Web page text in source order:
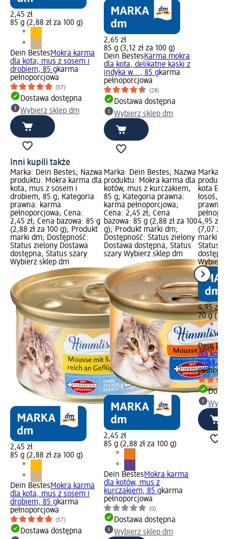
2,45 zł
85 g (2,88 zł za 100 g)
Dein BestesMokra karma
dla kota, mus z sosem i
drobiem, 85 gkarma
pełnoporcjowa
(57)
Dostawa dostępna
Wybierz sklep dm
2,65 zł
85 g (3,12 zł za 100 g)
Dein BestesKarma mokra
dla kota, delikatne kąski z
indyka w..., 85 gkarma
pełnoporcjowa
(28)
Dostawa dostępna
Wybierz sklep dm
Inni kupili także
Marka: Dein Bestes; Nazwa
produktu: Mokra karma dla
kota, mus z sosem i
drobiem, 85 g; Kategoria
prawna: karma
pełnoporcjowa; Cena:
2,45 zł; Cena bazowa: 85 g
(2,88 zł za 100 g); Produkt
marki dm; Dostępność:
Status zielony Dostawa
dostępna, Status szary
Wybierz sklep dm
2,45 zł
85 g (2,88 zł za 100 g)
Dein BestesMokra karma
dla kota, mus z sosem i
drobiem, 85 gkarma
pełnoporcjowa
(57)
Dostawa dostępna
Marka: Dein Bestes; Nazwa
produktu: Mokra karma dla
kotów, mus z kurczakiem,
85 g; Kategoria prawna:
karma pełnoporcjowa;
Cena: 2,45 zł; Cena
bazowa: 85 g (2,88 zł za 100
g); Produkt marki dm;
Dostępność: Status zielony
Dostawa dostępna, Status
szary Wybierz sklep dm
2,45 zł
85 g (2,88 zł za 100 g)
Dein BestesMokra karma
dla kotów, mus z
kurczakiem, 85 gkarma
pełnoporcjowa
(0)
Dostawa dostępna
Wybierz sklep dm
Marka:
kota
łosoś,
prawna:
4,95 zł;
(7,07 zł
marki
Status
Wybierz
4,95 zł
70 g
Dein
dla kota
indyka